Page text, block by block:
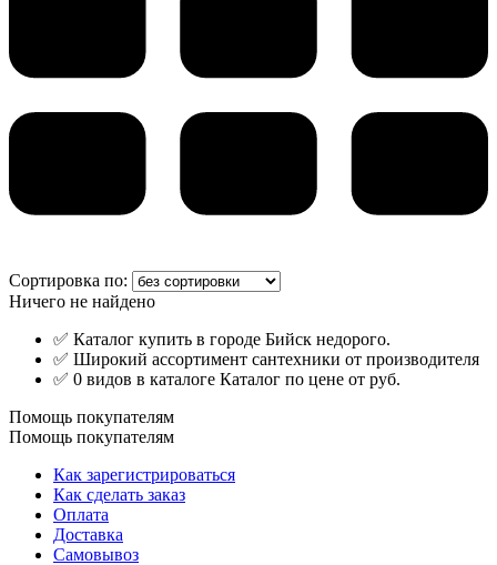
Сортировка по:
Ничего не найдено
✅ Каталог купить в городе Бийск недорого.
✅ Широкий ассортимент сантехники от производителя
✅ 0 видов в каталоге Каталог по цене от руб.
Помощь покупателям
Помощь покупателям
Как зарегистрироваться
Как сделать заказ
Оплата
Доставка
Самовывоз